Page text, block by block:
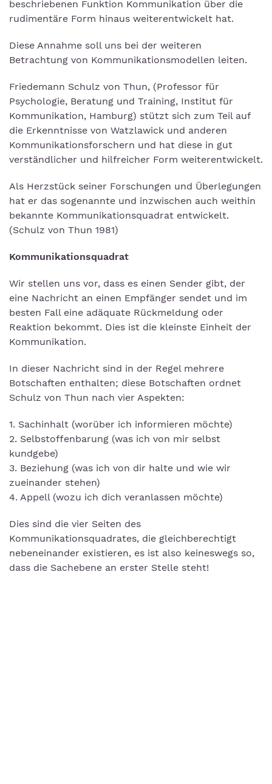
beschriebenen Funktion Kommunikation über die
rudimentäre Form hinaus weiterentwickelt hat.
Diese Annahme soll uns bei der weiteren
Betrachtung von Kommunikationsmodellen leiten.
Friedemann Schulz von Thun, (Professor für
Psychologie, Beratung und Training, Institut für
Kommunikation, Hamburg) stützt sich zum Teil auf
die Erkenntnisse von Watzlawick und anderen
Kommunikationsforschern und hat diese in gut
verständlicher und hilfreicher Form weiterentwickelt.
Als Herzstück seiner Forschungen und Überlegungen
hat er das sogenannte und inzwischen auch weithin
bekannte Kommunikationsquadrat entwickelt.
(Schulz von Thun 1981)
Kommunikationsquadrat
Wir stellen uns vor, dass es einen Sender gibt, der
eine Nachricht an einen Empfänger sendet und im
besten Fall eine adäquate Rückmeldung oder
Reaktion bekommt. Dies ist die kleinste Einheit der
Kommunikation.
In dieser Nachricht sind in der Regel mehrere
Botschaften enthalten; diese Botschaften ordnet
Schulz von Thun nach vier Aspekten:
1. Sachinhalt (worüber ich informieren möchte)
2. Selbstoffenbarung (was ich von mir selbst
kundgebe)
3. Beziehung (was ich von dir halte und wie wir
zueinander stehen)
4. Appell (wozu ich dich veranlassen möchte)
Dies sind die vier Seiten des
Kommunikationsquadrates, die gleichberechtigt
nebeneinander existieren, es ist also keineswegs so,
dass die Sachebene an erster Stelle steht!